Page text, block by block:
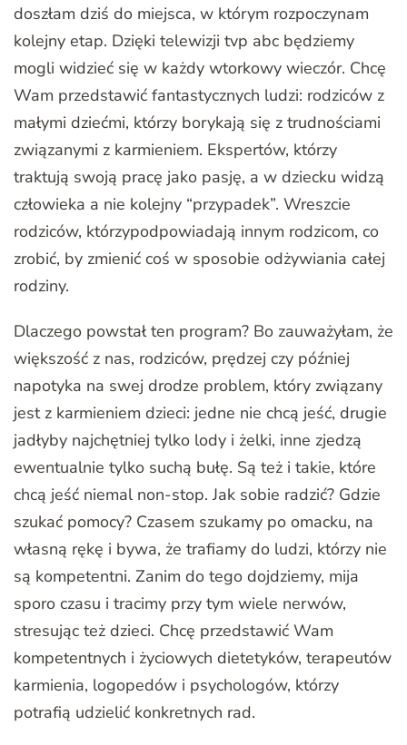
doszłam dziś do miejsca, w którym rozpoczynam
kolejny etap. Dzięki telewizji tvp abc będziemy
mogli widzieć się w każdy wtorkowy wieczór. Chcę
Wam przedstawić fantastycznych ludzi: rodziców z
małymi dziećmi, którzy borykają się z trudnościami
związanymi z karmieniem. Ekspertów, którzy
traktują swoją pracę jako pasję, a w dziecku widzą
człowieka a nie kolejny “przypadek”. Wreszcie
rodziców, którzypodpowiadają innym rodzicom, co
zrobić, by zmienić coś w sposobie odżywiania całej
rodziny.
Dlaczego powstał ten program? Bo zauważyłam, że
większość z nas, rodziców, prędzej czy później
napotyka na swej drodze problem, który związany
jest z karmieniem dzieci: jedne nie chcą jeść, drugie
jadłyby najchętniej tylko lody i żelki, inne zjedzą
ewentualnie tylko suchą bułę. Są też i takie, które
chcą jeść niemal non-stop. Jak sobie radzić? Gdzie
szukać pomocy? Czasem szukamy po omacku, na
własną rękę i bywa, że trafiamy do ludzi, którzy nie
są kompetentni. Zanim do tego dojdziemy, mija
sporo czasu i tracimy przy tym wiele nerwów,
stresując też dzieci. Chcę przedstawić Wam
kompetentnych i życiowych dietetyków, terapeutów
karmienia, logopedów i psychologów, którzy
potrafią udzielić konkretnych rad.